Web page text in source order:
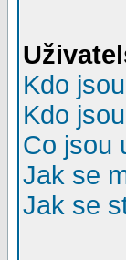
Kdo
Kdo
Co jsou
Jak se
Jak se